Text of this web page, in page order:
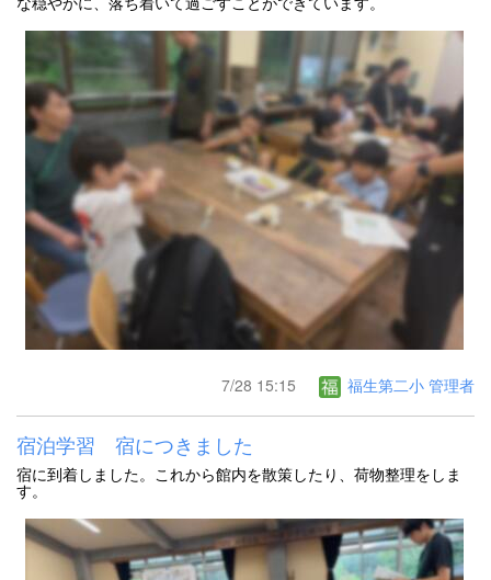
7/28 15:15 福生第二小 管理者
宿泊学習 宿につきました
宿に到着しました。これから館内を散策したり、荷物整理をしま
す。